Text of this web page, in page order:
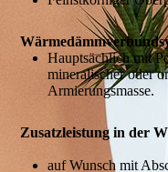
Hauptsächlich mit
mineralischer oder
Armierungsmasse.
Zusatzleistung in der
auf Wunsch mit